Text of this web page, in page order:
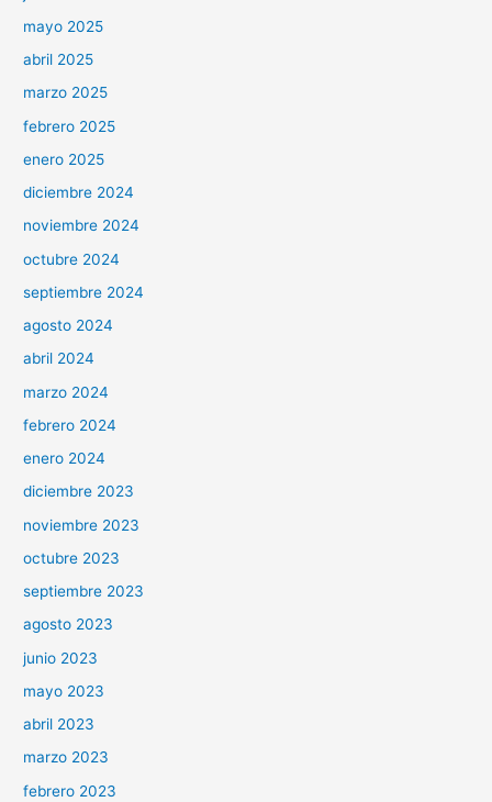
mayo 2025
abril 2025
marzo 2025
febrero 2025
enero 2025
diciembre 2024
noviembre 2024
octubre 2024
septiembre 2024
agosto 2024
abril 2024
marzo 2024
febrero 2024
enero 2024
diciembre 2023
noviembre 2023
octubre 2023
septiembre 2023
agosto 2023
junio 2023
mayo 2023
abril 2023
marzo 2023
febrero 2023